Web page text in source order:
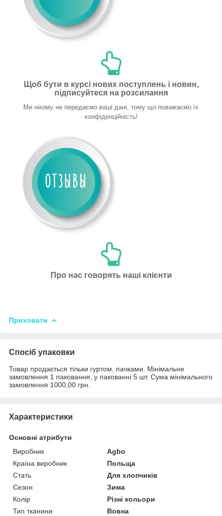
Щоб бути в курсі нових поступлень і новин,
підписуйтеся на розсилання
Ми нікому не передаємо ваші дані, тому що поважаємо їх
конфіденційність!
Про нас говорять наші клієнти
Приховати
Спосіб упаковки
Товар продається тільки гуртом, пачками. Мінімальне
замовлення 1 паковання, у пакованні 5 шт. Сума мінімального
замовлення 1000,00 грн.
Характеристики
Основні атрибути
Виробник
Agbo
Країна виробник
Польща
Стать
Для хлопчиків
Сезон
Зима
Колір
Різні кольори
Тип тканини
Вовна